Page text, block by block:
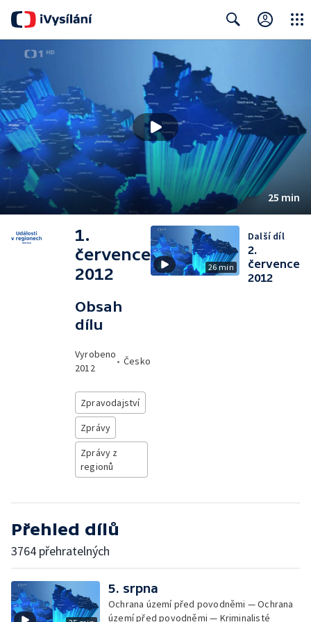
25 min
1.
července
2012
Obsah
dílu
Vyrobeno
2012
• Česko
Zpravodajství
Zprávy
Zprávy z
regionů
26 min
Další díl
2.
července
2012
Přehled dílů
3764 přehratelných
5. srpna
Ochrana území před povodněmi — Ochrana
území před povodněmi — Kriminalisté